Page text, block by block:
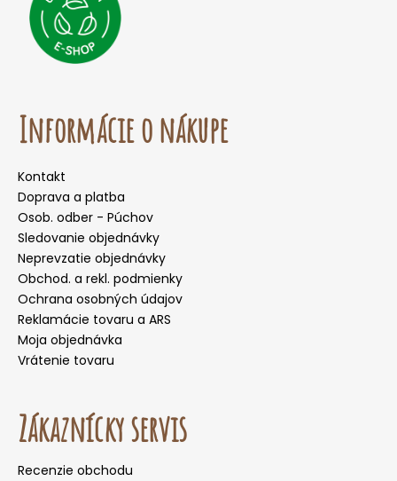
Informácie o nákupe
Kontakt
Doprava a platba
Osob. odber - Púchov
Sledovanie objednávky
Neprevzatie objednávky
Obchod. a rekl. podmienky
Ochrana osobných údajov
Reklamácie tovaru a ARS
Moja objednávka
Vrátenie tovaru
Zákaznícky servis
Recenzie obchodu